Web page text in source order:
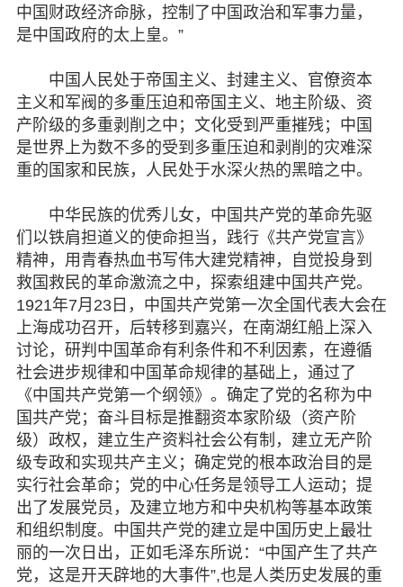
中国财政经济命脉，控制了中国政治和军事力量，
是中国政府的太上皇。”
中国人民处于帝国主义、封建主义、官僚资本
主义和军阀的多重压迫和帝国主义、地主阶级、资
产阶级的多重剥削之中；文化受到严重摧残；中国
是世界上为数不多的受到多重压迫和剥削的灾难深
重的国家和民族，人民处于水深火热的黑暗之中。
中华民族的优秀儿女，中国共产党的革命先驱
们以铁肩担道义的使命担当，践行《共产党宣言》
精神，用青春热血书写伟大建党精神，自觉投身到
救国救民的革命激流之中，探索组建中国共产党。
1921年7月23日，中国共产党第一次全国代表大会在
上海成功召开，后转移到嘉兴，在南湖红船上深入
讨论，研判中国革命有利条件和不利因素，在遵循
社会进步规律和中国革命规律的基础上，通过了
《中国共产党第一个纲领》。确定了党的名称为中
国共产党；奋斗目标是推翻资本家阶级（资产阶
级）政权，建立生产资料社会公有制，建立无产阶
级专政和实现共产主义；确定党的根本政治目的是
实行社会革命；党的中心任务是领导工人运动；提
出了发展党员，及建立地方和中央机构等基本政策
和组织制度。中国共产党的建立是中国历史上最壮
丽的一次日出，正如毛泽东所说：“中国产生了共产
党，这是开天辟地的大事件”,也是人类历史发展的重